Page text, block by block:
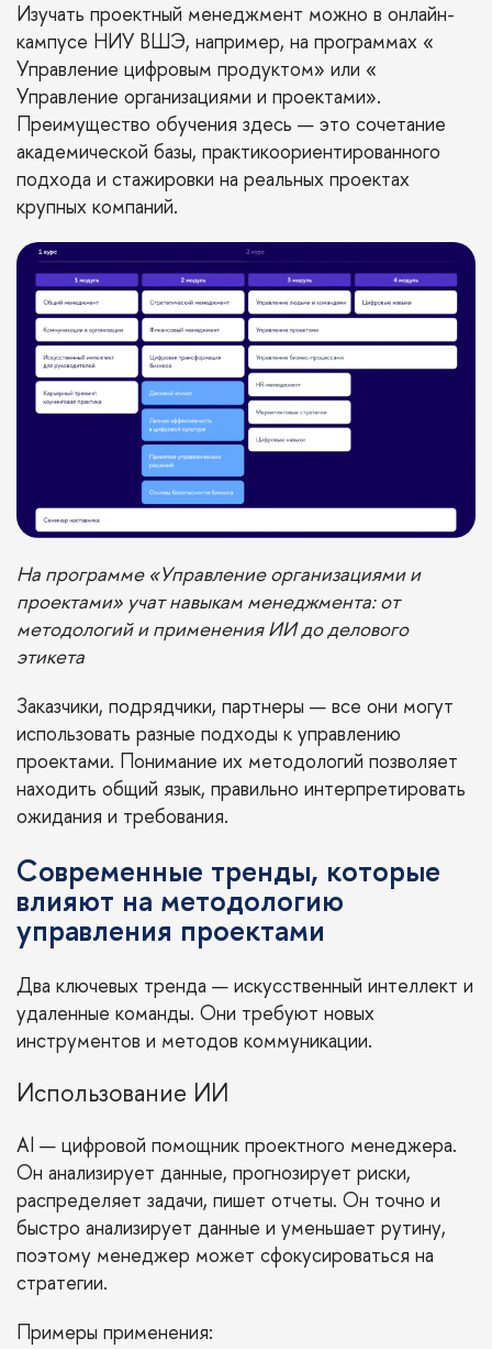
Изучать проектный менеджмент можно в онлайн-
кампусе НИУ ВШЭ, например, на программах «
Управление цифровым продуктом» или «
Управление организациями и проектами».
Преимущество обучения здесь — это сочетание
академической базы, практикоориентированного
подхода и стажировки на реальных проектах
крупных компаний.
На программе «Управление организациями и
проектами» учат навыкам менеджмента: от
методологий и применения ИИ до делового
этикета
Заказчики, подрядчики, партнеры — все они могут
использовать разные подходы к управлению
проектами. Понимание их методологий позволяет
находить общий язык, правильно интерпретировать
ожидания и требования.
Современные тренды, которые
влияют на методологию
управления проектами
Два ключевых тренда — искусственный интеллект и
удаленные команды. Они требуют новых
инструментов и методов коммуникации.
Использование ИИ
AI — цифровой помощник проектного менеджера.
Он анализирует данные, прогнозирует риски,
распределяет задачи, пишет отчеты. Он точно и
быстро анализирует данные и уменьшает рутину,
поэтому менеджер может сфокусироваться на
стратегии.
Примеры применения: